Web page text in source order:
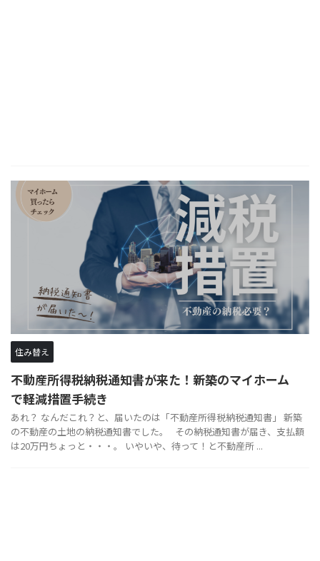
住み替え
不動産所得税納税通知書が来た！新築のマイホーム
で軽減措置手続き
あれ？ なんだこれ？と、届いたのは「不動産所得税納税通知書」 新築
の不動産の土地の納税通知書でした。 その納税通知書が届き、支払額
は20万円ちょっと・・・。 いやいや、待って！と不動産所 ...